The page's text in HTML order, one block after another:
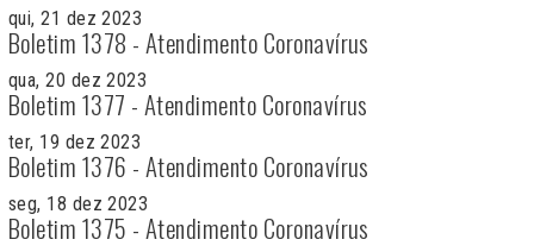
qui, 21 dez 2023
Boletim 1378 - Atendimento Coronavírus
qua, 20 dez 2023
Boletim 1377 - Atendimento Coronavírus
ter, 19 dez 2023
Boletim 1376 - Atendimento Coronavírus
seg, 18 dez 2023
Boletim 1375 - Atendimento Coronavírus